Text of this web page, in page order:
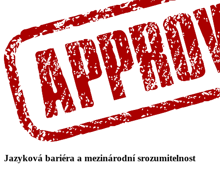
Jazyková bariéra a mezinárodní srozumitelnost